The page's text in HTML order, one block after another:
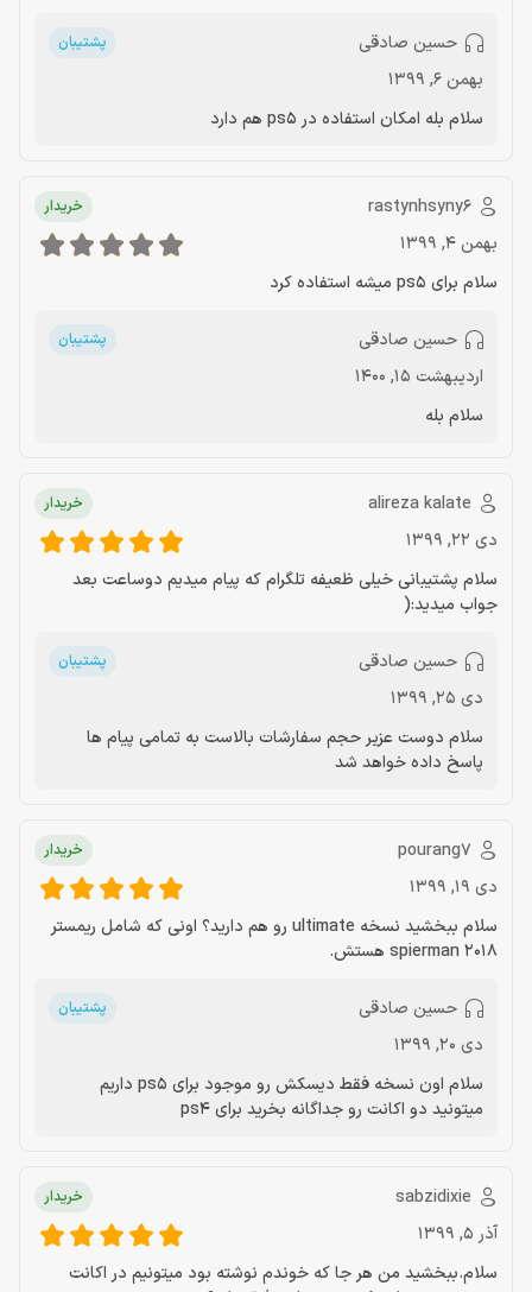
حسین صادقی پشتیبان
بهمن 6, 1399
سلام بله امکان استفاده در ps5 هم دارد
rastynhsyny6 خریدار
بهمن 4, 1399
سلام برای ps5 میشه استفاده کرد
حسین صادقی پشتیبان
اردیبهشت 15, 1400
سلام بله
alireza kalate خریدار
دی 22, 1399
سلام پشتیبانی خیلی ظعیفه تلگرام که پیام میدیم دوساعت بعد
جواب میدید:(
حسین صادقی پشتیبان
دی 25, 1399
سلام دوست عزیر حجم سفارشات بالاست به تمامی پیام ها
پاسخ داده خواهد شد
pourang7 خریدار
دی 19, 1399
سلام ببخشید نسخه ultimate رو هم دارید؟ اونی که شامل ریمستر
spierman 2018 هستش.
حسین صادقی پشتیبان
دی 20, 1399
سلام اون نسخه فقط دیسکش رو موجود برای ps5 داریم
میتونید دو اکانت رو جداگانه بخرید برای ps4
sabzidixie خریدار
آذر 5, 1399
سلام.ببخشید من هر جا که خوندم نوشته بود میتونیم در اکانت